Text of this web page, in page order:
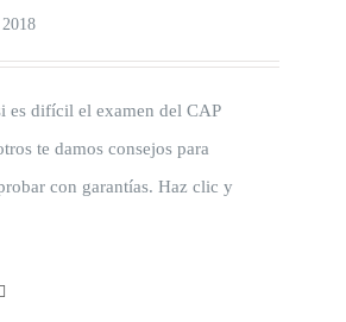
es difícil el examen del CAP
te damos consejos para
con garantías. Haz clic y